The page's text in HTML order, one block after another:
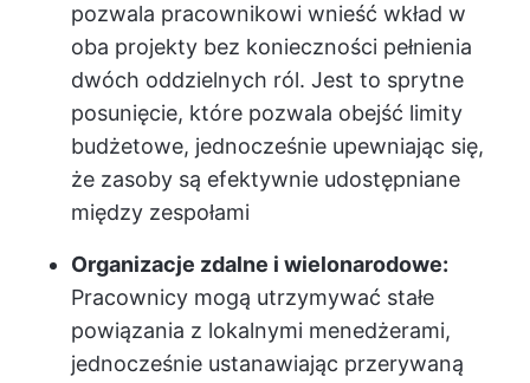
pozwala pracownikowi wnieść wkład w
oba projekty bez konieczności pełnienia
dwóch oddzielnych ról. Jest to sprytne
posunięcie, które pozwala obejść limity
budżetowe, jednocześnie upewniając się,
że zasoby są efektywnie udostępniane
między zespołami
Organizacje zdalne i wielonarodowe:
Pracownicy mogą utrzymywać stałe
powiązania z lokalnymi menedżerami,
jednocześnie ustanawiając przerywaną